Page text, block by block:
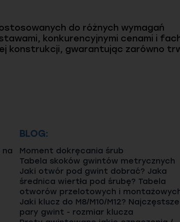
do różnych wymagań
konkurencyjnymi cenami i
konstrukcji, gwarantując zarówno
na
BLOG:
Moment dokręcania śrub
Tabela skoków gwintów metrycznych
Jaki otwór pod gwint dobrać? Jaka
średnica wiertła pod śrubę? Tabela
otworów przelotowych i
Jaki klucz do M8/M10/M12? Najczęstsze
pary gwint - rozmiar klucza